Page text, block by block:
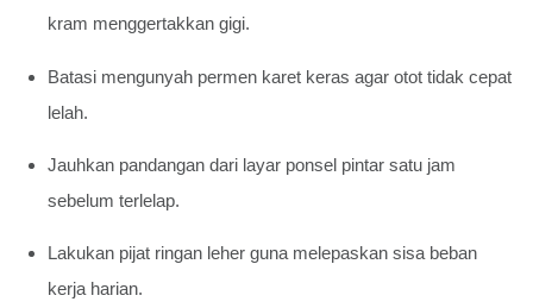
kram menggertakkan gigi.
Batasi mengunyah permen karet keras agar otot tidak cepat
lelah.
Jauhkan pandangan dari layar ponsel pintar satu jam
sebelum terlelap.
Lakukan pijat ringan leher guna melepaskan sisa beban
kerja harian.